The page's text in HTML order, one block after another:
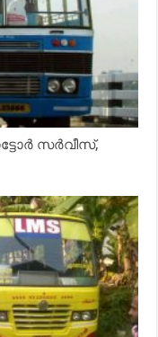
സര്‍വീസ്,